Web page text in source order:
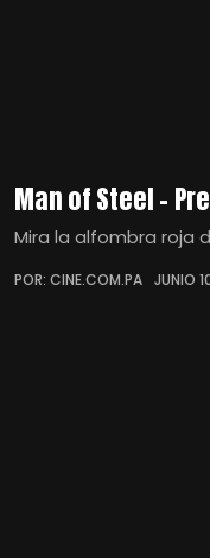
Man of Steel –
Mira la alfombra roja
POR: CINE.COM.PA JUNIO